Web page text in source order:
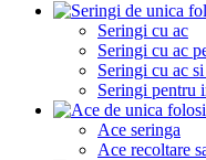
Seringi cu ac
Seringi cu ac
Seringi cu ac
Seringi pentru
Ace seringa
Ace recoltare